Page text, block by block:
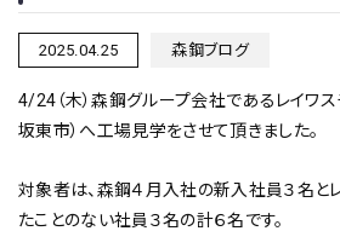
2025.04.25 森鋼ブログ
4/24（木）森鋼グループ会社であるレイワ
坂東市）へ工場見学をさせて頂きました。
対象者は、森鋼４月入社の新入社員３名と
たことのない社員３名の計６名です。